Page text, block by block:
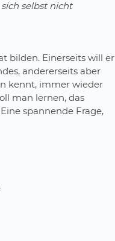
selbst nicht
bilden. Einerseits will er
andererseits aber
kennt, immer wieder
man lernen, das
spannende Frage,